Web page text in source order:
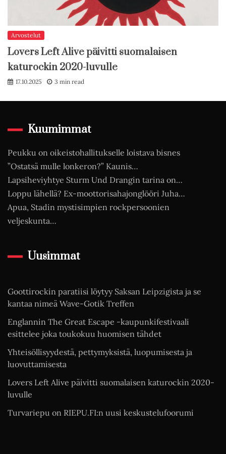
Arvostelut
Lovers Left Alive päivitti suomalaisen
katurockin 2020-luvulle
17.10.2025 3 min read
Kuumimmat
Peukku on oikeistohallitukselle loistava bisnes
”Ostatsä mulle lonkeron?” Kaunis…
Lapsiheviyhtye Sturm Und Drangin tarina on…
Loppu lähellä? Ex-moottorisahajonglööri Juha…
Apua, Stadin mystisimpien rockpersoonien
veljeskunta…
Uusimmat
Goottirockin paratiisi löytyy Saksan Leipzigista ja se
kantaa nimeä Wave-Gotik Treffen
Englannin The Great Escape -kaupunkifestivaali
esittelee joka toukokuu huomisen tähdet
Yhteisöllisyydestä, pettymyksistä, luopumisesta ja
luovuttamisesta
Lovers Left Alive päivitti suomalaisen katurockin 2020-
luvulle
Turvariepu on RIEPU.FI:n uusi keskustelufoorumi